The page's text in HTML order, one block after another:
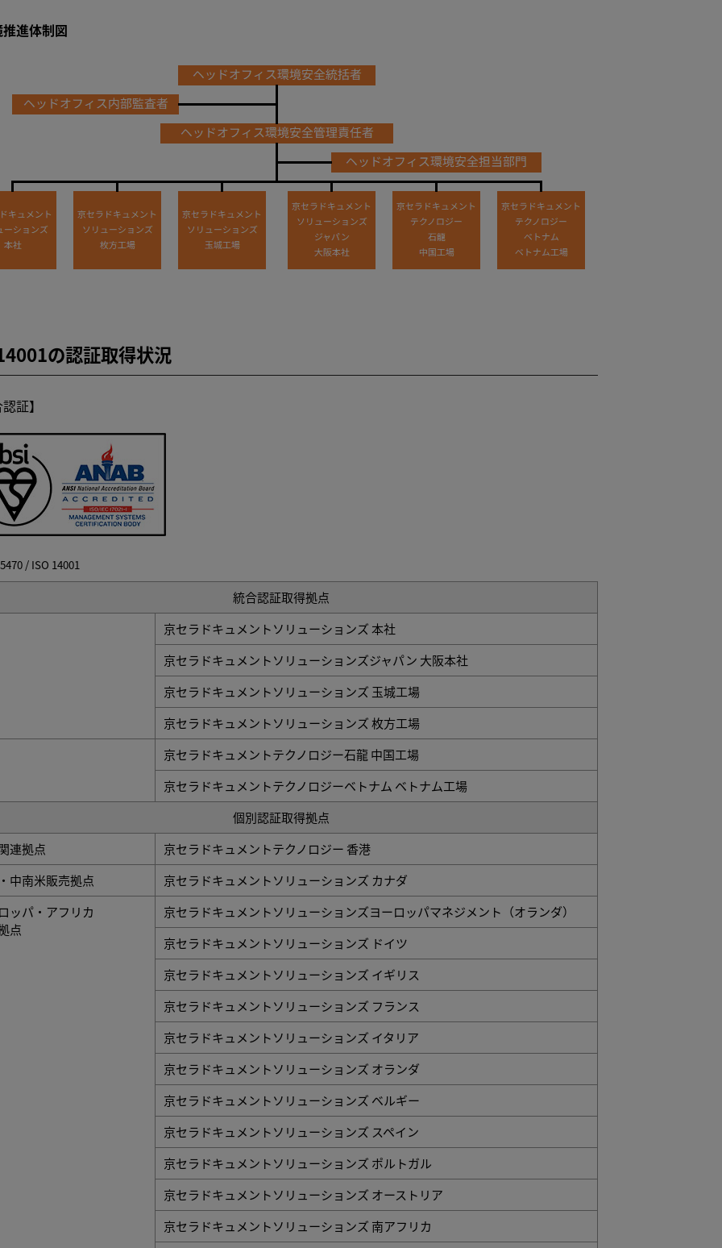
進体制図
の認証取得状況
証】
/ ISO 14001
統合認証取得拠点
京セラドキュメントソリューションズ 本社
京セラドキュメントソリューションズジャパン 大阪本社
京セラドキュメントソリューションズ 玉城工場
京セラドキュメントソリューションズ 枚方工場
京セラドキュメントテクノロジー石龍 中国工場
京セラドキュメントテクノロジーベトナム ベトナム工場
個別認証取得拠点
連拠点
京セラドキュメントテクノロジー 香港
中南米販売拠点
京セラドキュメントソリューションズ カナダ
ッパ・アフリカ
点
京セラドキュメントソリューションズヨーロッパマネジメント（オランダ）
京セラドキュメントソリューションズ ドイツ
京セラドキュメントソリューションズ イギリス
京セラドキュメントソリューションズ フランス
京セラドキュメントソリューションズ イタリア
京セラドキュメントソリューションズ オランダ
京セラドキュメントソリューションズ ベルギー
京セラドキュメントソリューションズ スペイン
京セラドキュメントソリューションズ ポルトガル
京セラドキュメントソリューションズ オーストリア
京セラドキュメントソリューションズ 南アフリカ